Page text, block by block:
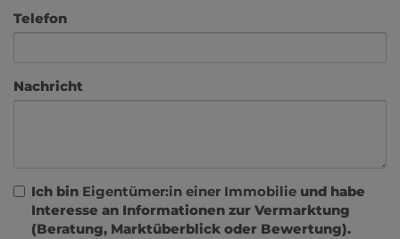
Telefon
Nachricht
Ich bin Eigentümer:in einer Immobilie und habe
Interesse an Informationen zur Vermarktung
(Beratung, Marktüberblick oder Bewertung).